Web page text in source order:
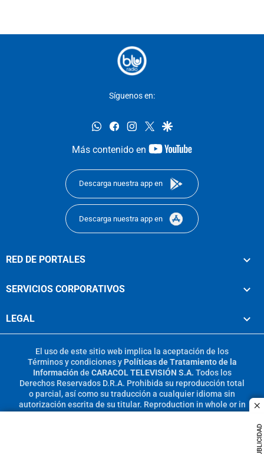
PUBLICIDAD
Síguenos en:
whatsappfacebookinstagram
twittergoogle
Más contenido en
youtube-
Descarga nuestra app en
Descarga nuestra app en
RED DE PORTALES
SERVICIOS CORPORATIVOS
LEGAL
El uso de este sitio web implica la aceptación de los
Términos y condicionesy Políticas de Tratamiento de la
Información de CARACOL TELEVISIÓN S.A. Todos los
Derechos Reservados D.R.A. Prohibida su reproducción total
o parcial, así como su traducción a cualquier idioma sin
autorización escrita de su titular. Reproduction in whole or in